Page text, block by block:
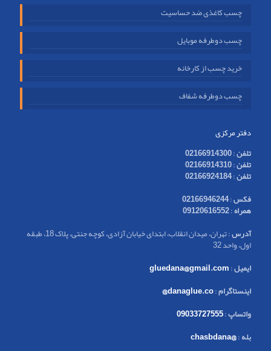
چسب کاغذی ضد حساسیت
چسب دوطرفه موبایل
خرید چسب از کارخانه
چسب دوطرفه شفاف
دفتر مرکزی
تلفن:
02166914300
تلفن:
02166914310
تلفن:
02166924184
فکس:
02166946244
همراه:
09120616552
آدرس
: تهران، میدان انقلاب، ابتدای خیابان آزادی، کوچه جنتی، پلاک 18، طبقه
اول، واحد 32
ایمیل:
gluedana@gmail.com
اینستاگرام:
danaglue.co@
واتساپ:
09033727555
بله:
@chasbdana